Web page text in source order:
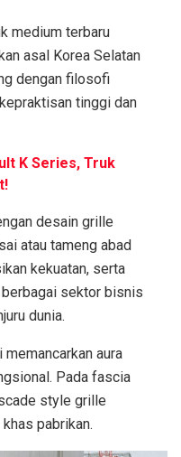
medium terbaru
asal Korea Selatan
dengan filosofi
tinggi dan
K Series, Truk
desain grille
atau tameng abad
kekuatan, serta
sektor bisnis
dunia.
aura
Pada fascia
style grille
pabrikan.